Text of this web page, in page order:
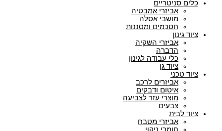
כלים סניטריים
אביזרי אמבטיה
מושבי אסלה
חסכמים ומסננות
ציוד גינון
אביזרי השקיה
הדברה
כלי עבודה לגינון
ציוד גן
ציוד טכני
אביזרים לרכב
איטום ודבקים
מוצרי עזר לצביעה
צבעים
ציוד לבית
אביזרי מטבח
חומרי ניקוי